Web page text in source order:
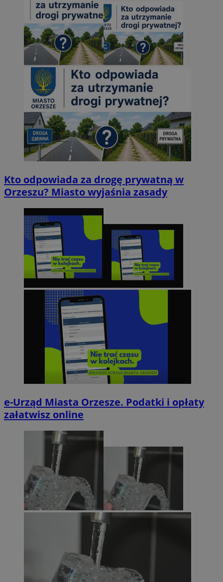
Kto odpowiada za drogę prywatną w
Orzeszu? Miasto wyjaśnia zasady
e-Urząd Miasta Orzesze. Podatki i opłaty
załatwisz online